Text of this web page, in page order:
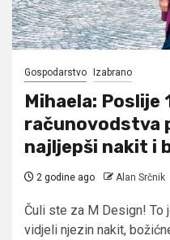
Gospodarstvo Izabrano
Mihaela: Poslije
računovodstva
najljepši nakit i
2 godine ago Alan Srčnik
Čuli ste za M Design! To
vidjeli njezin nakit,